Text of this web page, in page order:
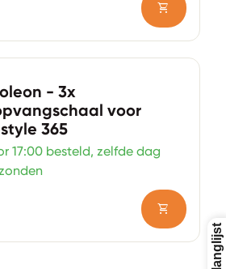
prijs shopping_cart
- 3x
voor
365
17:00 besteld, zelfde dag
prijs shopping_cart